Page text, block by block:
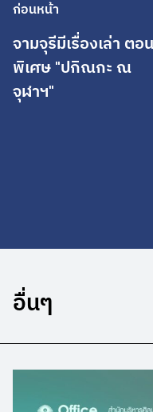
ก่อนหน้า
จามจุรีมีเรื่องเล่า ตอน
พิเศษ "ปกิณกะ ณ
จุฬาฯ"
อื่นๆ